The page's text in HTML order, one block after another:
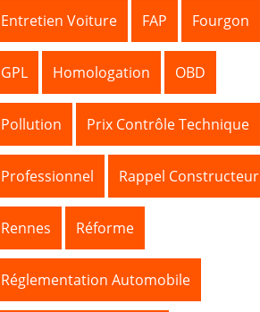
Entretien Voiture FAP Fourgon
GPL Homologation OBD
Pollution Prix Contrôle Technique
Professionnel Rappel Constructeur
Rennes Réforme
Réglementation Automobile